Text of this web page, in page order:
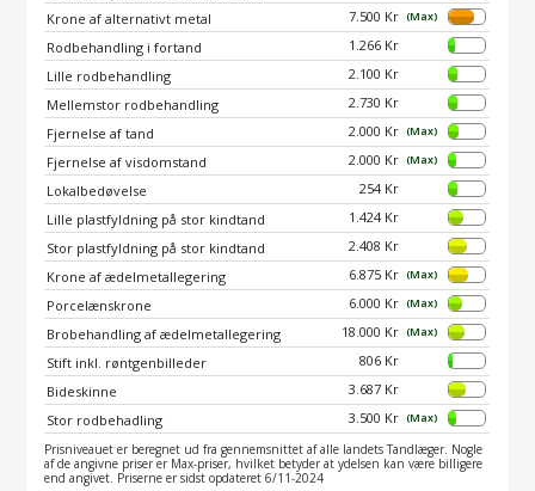
Krone af alternativt metal
7.500 Kr (Max)
Rodbehandling i fortand
1.266 Kr
Lille rodbehandling
2.100 Kr
Mellemstor rodbehandling
2.730 Kr
Fjernelse af tand
2.000 Kr (Max)
Fjernelse af visdomstand 2.000 Kr (Max)
Lokalbedøvelse
254 Kr
Lille plastfyldning på stor kindtand
1.424 Kr
Stor plastfyldning på stor kindtand
2.408 Kr
Krone af ædelmetallegering
6.875 Kr (Max)
Porcelænskrone 6.000 Kr (Max)
Brobehandling af ædelmetallegering 18.000 Kr (Max)
Stift inkl. røntgenbilleder
806 Kr
Bideskinne
3.687 Kr
Stor rodbehadling
3.500 Kr (Max)
Prisniveauet er beregnet ud fra gennemsnittet af alle landets Tandlæger. Nogle
af de angivne priser er Max-priser, hvilket betyder at ydelsen kan være billigere
end angivet. Priserne er sidst opdateret 6/11-2024